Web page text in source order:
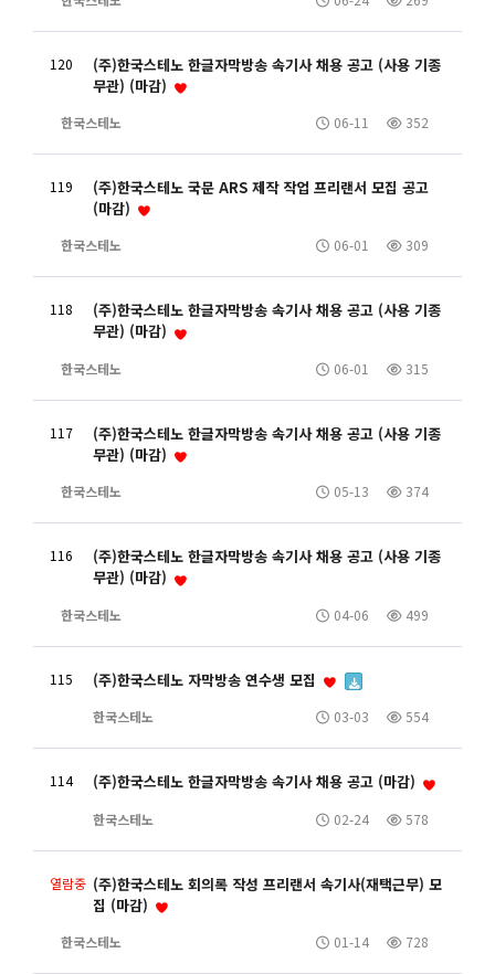
120
(주)한국스테노 한글자막방송 속기사 채용 공고 (사용 기종
무관) (마감)
한국스테노 352
06-11
119
(주)한국스테노 국문 ARS 제작 작업 프리랜서 모집 공고
(마감)
한국스테노 309
06-01
118
(주)한국스테노 한글자막방송 속기사 채용 공고 (사용 기종
무관) (마감)
한국스테노 315
06-01
117
(주)한국스테노 한글자막방송 속기사 채용 공고 (사용 기종
무관) (마감)
한국스테노 374
05-13
116
(주)한국스테노 한글자막방송 속기사 채용 공고 (사용 기종
무관) (마감)
한국스테노 499
04-06
115 (주)한국스테노 자막방송 연수생 모집
한국스테노 554
03-03
114 (주)한국스테노 한글자막방송 속기사 채용 공고 (마감)
한국스테노 578
02-24
열람중 (주)한국스테노 회의록 작성 프리랜서 속기사(재택근무) 모
집 (마감)
한국스테노 728
01-14